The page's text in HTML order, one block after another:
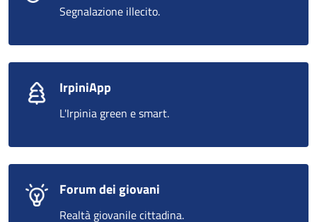
Segnalazione illecito.
IrpiniApp
L'Irpinia green e smart.
Forum dei giovani
Realtà giovanile cittadina.